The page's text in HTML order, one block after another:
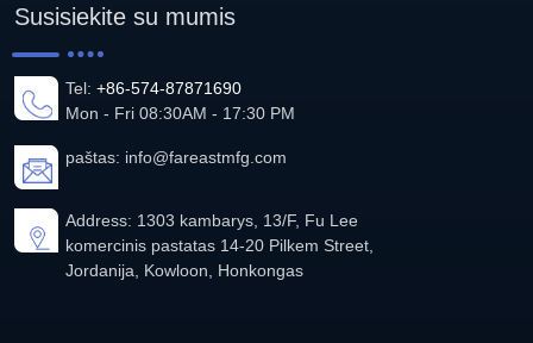
Susisiekite su mumis
Tel: +86-574-87871690
Mon - Fri 08:30AM - 17:30 PM
paštas: info@fareastmfg.com
Address: 1303 kambarys, 13/F, Fu Lee
komercinis pastatas 14-20 Pilkem Street,
Jordanija, Kowloon, Honkongas